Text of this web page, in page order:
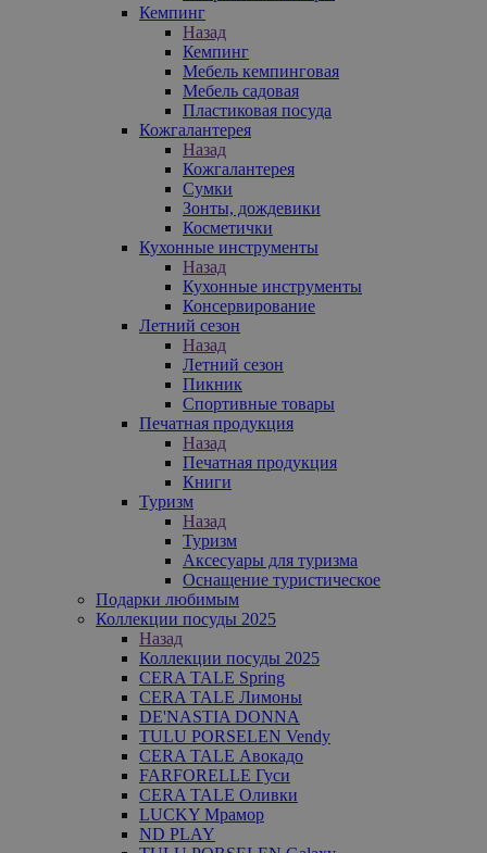
Кемпинг
Назад
Кемпинг
Мебель кемпинговая
Мебель садовая
Пластиковая посуда
Кожгалантерея
Назад
Кожгалантерея
Сумки
Зонты, дождевики
Косметички
Кухонные инструменты
Назад
Кухонные инструменты
Консервирование
Летний сезон
Назад
Летний сезон
Пикник
Спортивные товары
Печатная продукция
Назад
Печатная продукция
Книги
Туризм
Назад
Туризм
Аксесуары для туризма
Оснащение туристическое
Подарки любимым
Коллекции посуды 2025
Назад
Коллекции посуды 2025
CERA TALE Spring
CERA TALE Лимоны
DE'NASTIA DONNA
TULU PORSELEN Vendy
CERA TALE Авокадо
FARFORELLE Гуси
CERA TALE Оливки
LUCKY Мрамор
ND PLAY